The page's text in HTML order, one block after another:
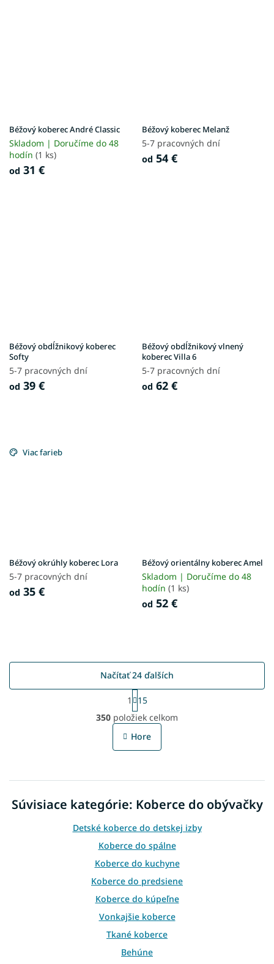
Béžový koberec André Classic
Skladom | Doručíme do 48
hodín (1 ks)
od 31 €
Béžový koberec Melanž
5-7 pracovných dní
od 54 €
Béžový obdĺžnikový koberec
Softy
5-7 pracovných dní
od 39 €
Béžový obdĺžnikový vlnený
koberec Villa 6
5-7 pracovných dní
od 62 €
Viac farieb
Béžový okrúhly koberec Lora
5-7 pracovných dní
od 35 €
Béžový orientálny koberec Amel
Skladom | Doručíme do 48
hodín (1 ks)
od 52 €
O
v
l
c
e
r
v
k
y
ý
p
s
u
Načítať 24 ďalších
S
t
r
á
n
a
i
e
1
15
350 položiek celkom
Hore
Súvisiace kategórie: Koberce do obývačky
Detské koberce do detskej izby
Koberce do spálne
Koberce do kuchyne
Koberce do predsiene
Koberce do kúpeľne
Vonkajšie koberce
Tkané koberce
Behúne